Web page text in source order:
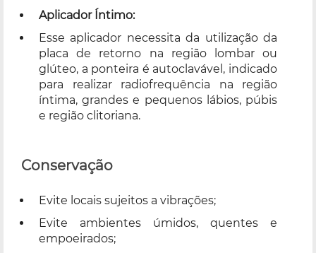
Aplicador Íntimo:
Esse aplicador necessita da utilização da
placa de retorno na região lombar ou
glúteo, a ponteira é autoclavável, indicado
para realizar radiofrequência na região
íntima, grandes e pequenos lábios, púbis
e região clitoriana.
Conservação
Evite locais sujeitos a vibrações;
Evite ambientes úmidos, quentes e
empoeirados;